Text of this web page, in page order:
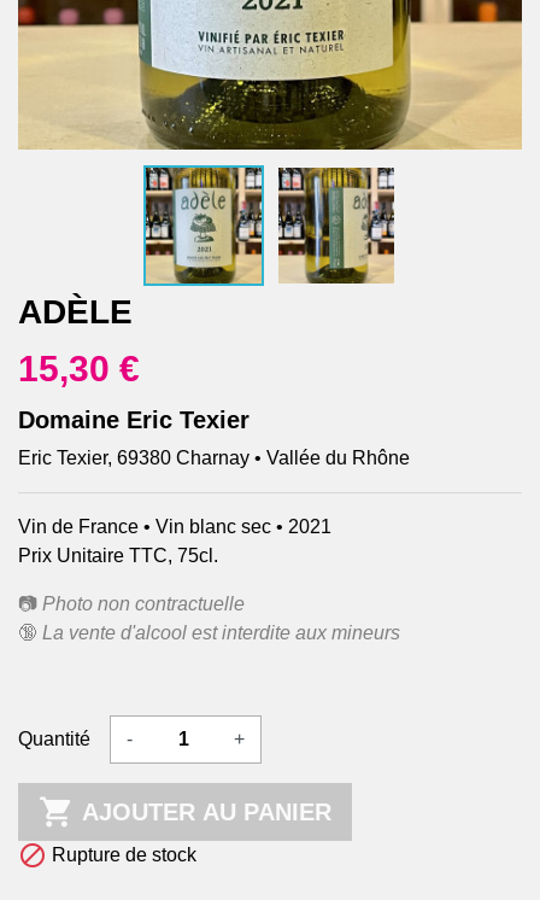
ADÈLE
15,30 €
Domaine Eric Texier
Eric Texier, 69380 Charnay • Vallée du Rhône
Vin de France • Vin blanc sec • 2021
Prix Unitaire TTC, 75cl.
📷 Photo non contractuelle
🔞 La vente d'alcool est interdite aux mineurs
Quantité - +
 AJOUTER AU PANIER
 Rupture de stock